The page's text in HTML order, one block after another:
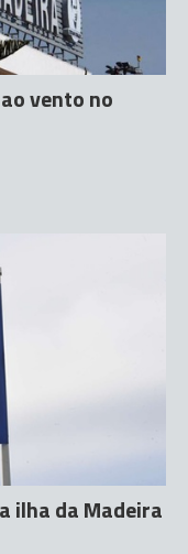
vento no
ilha da Madeira